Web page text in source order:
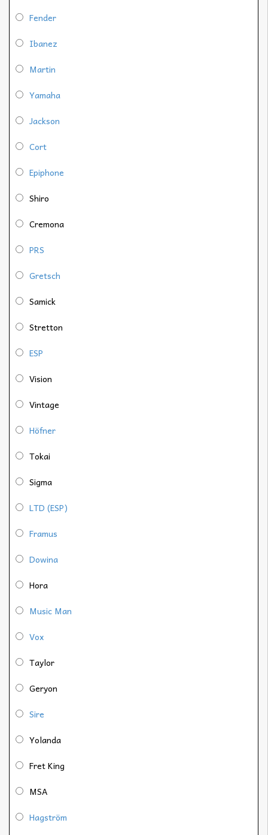
Fender
Ibanez
Martin
Yamaha
Jackson
Cort
Epiphone
Shiro
Cremona
PRS
Gretsch
Samick
Stretton
ESP
Vision
Vintage
Höfner
Tokai
Sigma
LTD (ESP)
Framus
Dowina
Hora
Music Man
Vox
Taylor
Geryon
Sire
Yolanda
Fret King
MSA
Hagström